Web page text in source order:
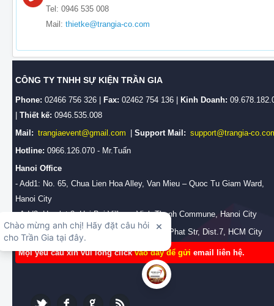
Tel: 0946 535 008
Mail: thietke@trangia-co.com
CÔNG TY TNHH SỰ KIỆN TRẦN GIA
Phone: 02466 756 326 | Fax: 02462 754 136 | Kinh Doanh:
| Thiết kế: 0946.535.008
Mail: trangiaevent@gmail.com | Support Mail: support@trangia-
Hotline: 0966.126.070 - Mr.Tuấn
Hanoi Office
- Add1: No. 65, Chua Lien Hoa Alley, Van Mieu – Quoc Tu Giam Ward,
Hanoi City
- Add2: Hamlet 3, Hai Boi Village, Vinh Thanh Commune, Hanoi City
HCM Branch Office: No.28/2b, Huynh Tan Phat Str, Dist.7, HCM City
Mọi yêu cầu xin vui lòng clickvào đây để gửi email liên hệ.